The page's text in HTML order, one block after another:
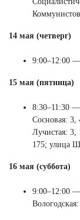
14 мая (четверг)
9:00–12:00
15 мая (пятница)
8:30–11:30
Сосновая: 3,
Лучистая: 3,
175; улица
16 мая (суббота)
9:00–12:00